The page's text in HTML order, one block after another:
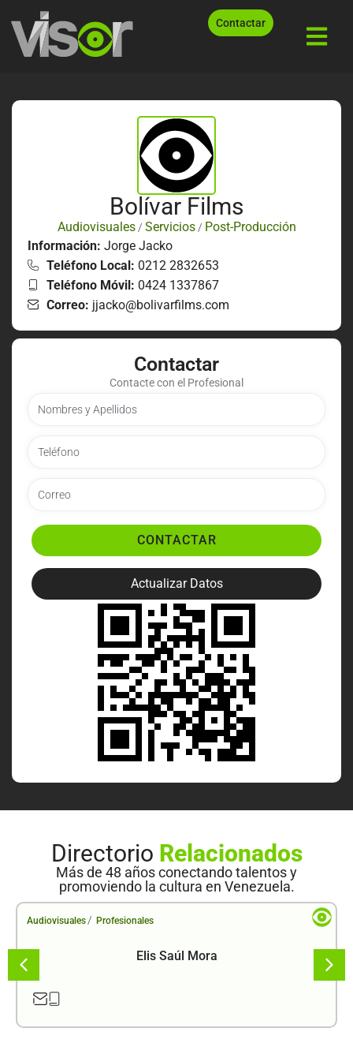
Contactar
Bolívar Films
Audiovisuales/ Servicios/ Post-Producción
Información: Jorge Jacko
Teléfono Local: 0212 2832653
Teléfono Móvil: 0424 1337867
Correo: jjacko@bolivarfilms.com
Contactar
Contacte con el Profesional
CONTACTAR
Actualizar Datos
Directorio Relacionados
Más de 48 años conectando talentos y
promoviendo la cultura en Venezuela.
Audiovisuales / Profesionales
Elis Saúl Mora